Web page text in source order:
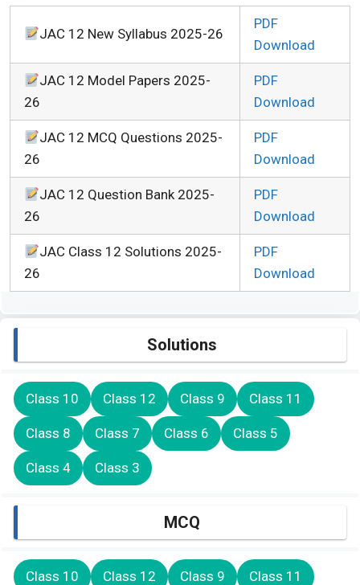
JAC 12 New Syllabus 2025-26
PDF
Download
JAC 12 Model Papers 2025-
26
PDF
Download
JAC 12 MCQ Questions 2025-
26
PDF
Download
JAC 12 Question Bank 2025-
26
PDF
Download
JAC Class 12 Solutions 2025-
26
PDF
Download
Solutions
Class 10 Class 12 Class 9 Class 11
Class 8 Class 7 Class 6 Class 5
Class 4 Class 3
MCQ
Class 10 Class 12 Class 9 Class 11